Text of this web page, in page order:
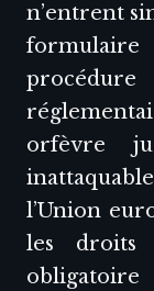
n’entrent
orfèvre
l’Union
les droits
obligatoire